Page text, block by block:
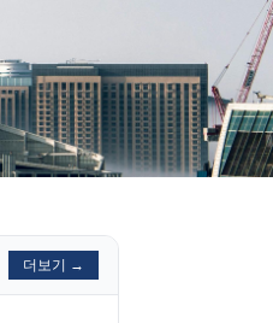
그
/브로슈어
더보기 →